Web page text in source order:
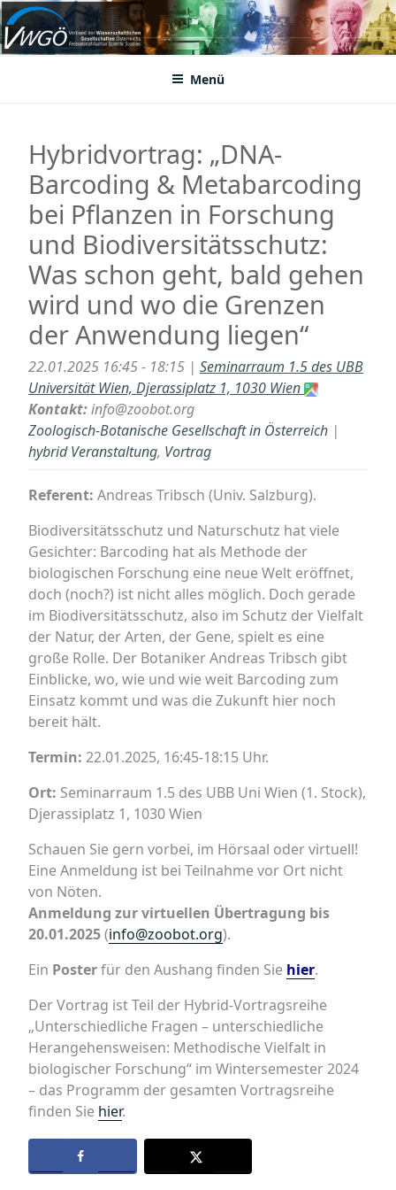
Zum
Inhalt
springenVWGÖ
Federation of Austrian Scientific Societies
Menü
Hybridvortrag: „DNA-
Barcoding & Metabarcoding
bei Pflanzen in Forschung
und Biodiversitätsschutz:
Was schon geht, bald gehen
wird und wo die Grenzen
der Anwendung liegen“
22.01.2025 16:45 - 18:15 | Seminarraum 1.5 des UBB
Universität Wien, Djerassiplatz 1, 1030 Wien
Kontakt:info@zoobot.org
Zoologisch-Botanische Gesellschaft in Österreich |
hybrid Veranstaltung, Vortrag
Referent: Andreas Tribsch (Univ. Salzburg).
Biodiversitätsschutz und Naturschutz hat viele
Gesichter: Barcoding hat als Methode der
biologischen Forschung eine neue Welt eröffnet,
doch (noch?) ist nicht alles möglich. Doch gerade
im Biodiversitätsschutz, also im Schutz der Vielfalt
der Natur, der Arten, der Gene, spielt es eine
große Rolle. Der Botaniker Andreas Tribsch gibt
Einblicke, wo, wie und wie weit Barcoding zum
Einsatz kommt und was die Zukunft hier noch
bereit hält.
Termin: 22.01.2025, 16:45-18:15 Uhr.
Ort: Seminarraum 1.5 des UBB Uni Wien (1. Stock),
Djerassiplatz 1, 1030 Wien
Schauen Sie gern vorbei, im Hörsaal oder virtuell!
Eine Anmeldung ist bei Teilnahme vor Ort nicht
von Nöten.
Anmeldung zur virtuellen Übertragung bis
20.01.2025(info@zoobot.org).
Ein Posterfür den Aushang finden Sie hier.
Der Vortrag ist Teil der Hybrid-Vortragsreihe
„Unterschiedliche Fragen – unterschiedliche
Herangehensweisen: Methodische Vielfalt in
biologischer Forschung“ im Wintersemester 2024
– das Programm der gesamten Vortragsreihe
finden Sie hier.